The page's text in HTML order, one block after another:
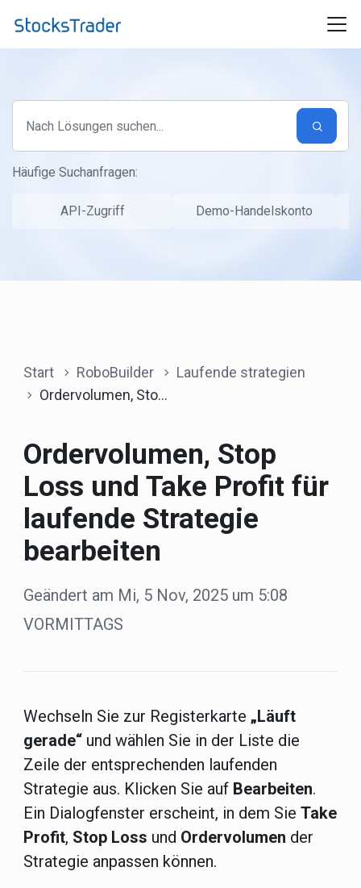
Häufige Suchanfragen:
API-Zugriff Demo-Handelskonto
Start RoboBuilder
Laufende strategien
Ordervolumen, Stop Loss und Take Profit für laufende Strategie bearbeiten
Ordervolumen, Stop
Loss und Take Profit für
laufende Strategie
bearbeiten
Geändert am Mi, 5 Nov, 2025 um 5:08
VORMITTAGS
Wechseln Sie zur Registerkarte „Läuft
gerade“und wählen Sie in der Liste die
Zeile der entsprechenden laufenden
Strategie aus. Klicken Sie auf Bearbeiten.
Ein Dialogfenster erscheint, in dem Sie Take
Profit, Stop Loss und Ordervolumen der
Strategie anpassen können.